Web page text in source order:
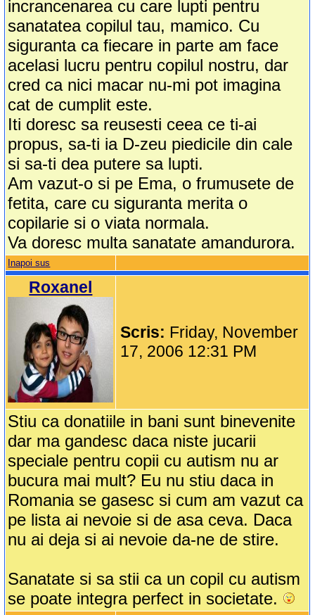
incrancenarea cu care lupti pentru
sanatatea copilul tau, mamico. Cu
siguranta ca fiecare in parte am face
acelasi lucru pentru copilul nostru, dar
cred ca nici macar nu-mi pot imagina
cat de cumplit este.
Iti doresc sa reusesti ceea ce ti-ai
propus, sa-ti ia D-zeu piedicile din cale
si sa-ti dea putere sa lupti.
Am vazut-o si pe Ema, o frumusete de
fetita, care cu siguranta merita o
copilarie si o viata normala.
Va doresc multa sanatate amandurora.
Inapoi sus
Roxanel
Scris: Friday, November
17, 2006 12:31 PM
Stiu ca donatiile in bani sunt binevenite
dar ma gandesc daca niste jucarii
speciale pentru copii cu autism nu ar
bucura mai mult? Eu nu stiu daca in
Romania se gasesc si cum am vazut ca
pe lista ai nevoie si de asa ceva. Daca
nu ai deja si ai nevoie da-ne de stire.
Sanatate si sa stii ca un copil cu autism
se poate integra perfect in societate.